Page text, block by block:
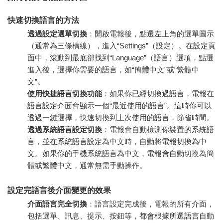
快速切換語言的方法
透過設定選單切換 ：開啟電報後，點選左上角的選單圖示
（通常為三條橫線），進入“Settings”（設定）。在設定頁
面中，滾動到最底部找到“Language”（語言）選項，點選
進入後，選擇你需要的語言，如“簡體中文”或“繁體中
文”。
使用快捷語言切換功能：如果你已經切換過語言，電報在
語言設定介面會顯示一個“最近使用的語言”。這時你可以
透過一鍵選擇，快速切換到上次使用的語言，節省時間。
透過系統語言設定切換 ：電報會自動檢測你裝置的系統語
言，並在系統語言設定為中文時，自動將電報切換為中
文。如果你的手機系統語言為中文，電報會自動切換為簡
體或繁體中文，通常無需手動操作。
設定完語言後介面變更的效果
介面語言完全切換 ：語言設定完成後，電報的所有介面，
包括選單、訊息、提示、按鈕等，都會根據所選語言自動